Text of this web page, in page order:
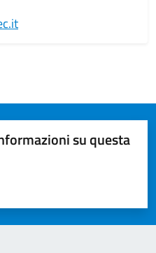
su questa
su 5